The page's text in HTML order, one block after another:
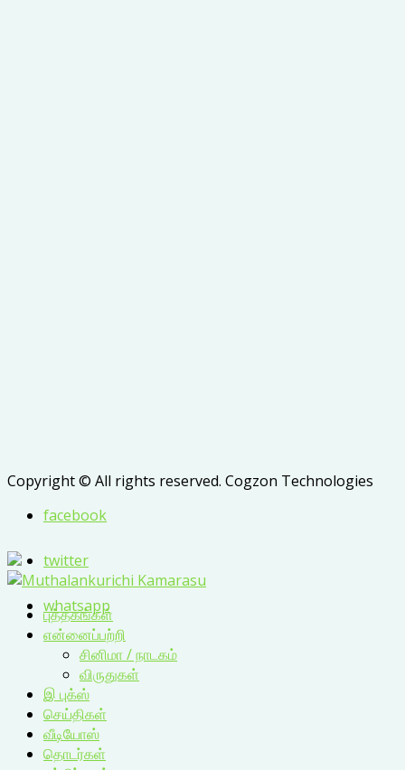
Copyright © All rights reserved. Cogzon Technologies
facebook
twitter
whatsapp
புத்தகங்கள்
என்னைப்பற்றி
சினிமா / நாடகம்
விருதுகள்
இ புக்ஸ்
செய்திகள்
வீடியோஸ்
தொடர்கள்